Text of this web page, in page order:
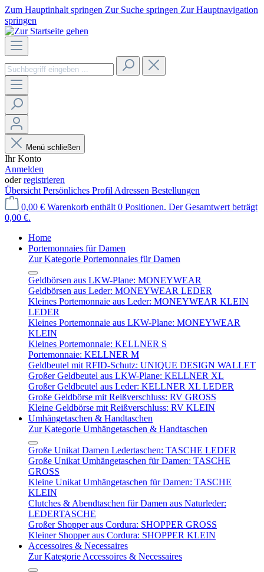
Zum Hauptinhalt springen Zur Suche springen Zur Hauptnavigation
springen
Menü schließen
Ihr Konto
Anmelden
oderregistrieren
Übersicht Persönliches Profil Adressen Bestellungen
0,00 € Warenkorb enthält 0 Positionen. Der Gesamtwert beträgt
0,00 €.
Home
Portemonnaies für Damen
Zur Kategorie Portemonnaies für Damen
Geldbörsen aus LKW-Plane: MONEYWEAR
Geldbörsen aus Leder: MONEYWEAR LEDER
Kleines Portemonnaie aus Leder: MONEYWEAR KLEIN
LEDER
Kleines Portemonnaie aus LKW-Plane: MONEYWEAR
KLEIN
Kleines Portemonnaie: KELLNER S
Portemonnaie: KELLNER M
Geldbeutel mit RFID-Schutz: UNIQUE DESIGN WALLET
Großer Geldbeutel aus LKW-Plane: KELLNER XL
Großer Geldbeutel aus Leder: KELLNER XL LEDER
Große Geldbörse mit Reißverschluss: RV GROSS
Kleine Geldbörse mit Reißverschluss: RV KLEIN
Umhängetaschen & Handtaschen
Zur Kategorie Umhängetaschen & Handtaschen
Große Unikat Damen Ledertaschen: TASCHE LEDER
Große Unikat Umhängetaschen für Damen: TASCHE
GROSS
Kleine Unikat Umhängetaschen für Damen: TASCHE
KLEIN
Clutches & Abendtaschen für Damen aus Naturleder:
LEDERTASCHE
Großer Shopper aus Cordura: SHOPPER GROSS
Kleiner Shopper aus Cordura: SHOPPER KLEIN
Accessoires & Necessaires
Zur Kategorie Accessoires & Necessaires